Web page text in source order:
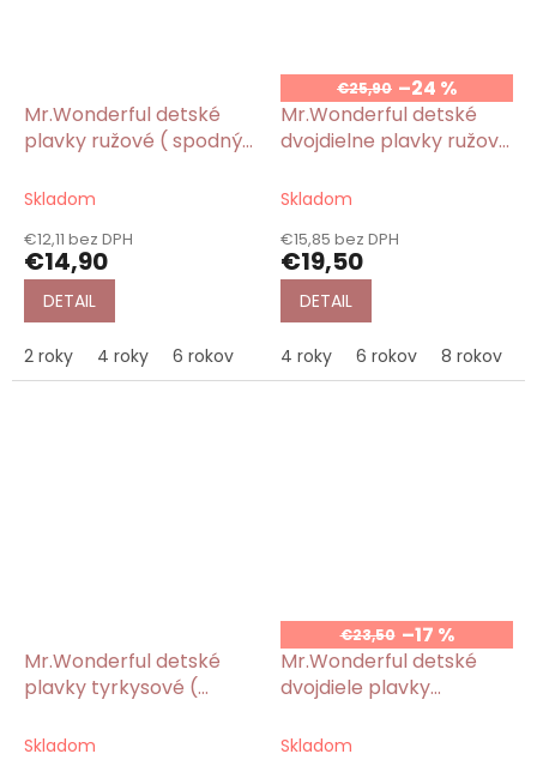
Mr.Wonderful detské
plavky ružové ( spodný
jednorožec Unicorn
Skladom
€12,11 bez DPH
€14,90
DETAIL
2 roky 4 roky 6 rokov
€25,90 –24 %
Mr.Wonderful detské
dvojdielne plavky ružové
Unicorn
Skladom
€15,85 bez DPH
€19,50
DETAIL
4 roky 6 rokov 8 rokov
Mr.Wonderful detské
plavky tyrkysové (
Ananas
Skladom
€23,50 –17 %
Mr.Wonderful detské
dvojdiele plavky
Ananas
Skladom